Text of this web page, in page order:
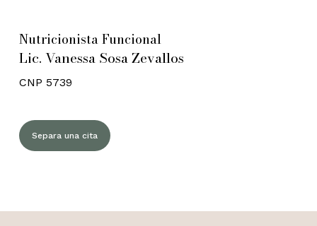
Nutricionista Funcional
Lic. Vanessa Sosa Zevallos
CNP 5739
Separa una cita